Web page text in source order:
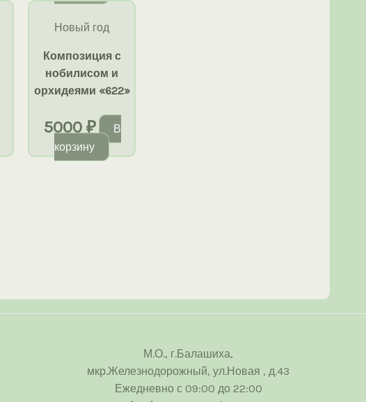
Новый год
Композиция с
нобилисом и
орхидеями «622»
5000 ₽
В
корзину
М.О., г.Балашиха,
мкр.Железнодорожный, ул.Новая , д.43
Ежедневно с 09:00 до 22:00